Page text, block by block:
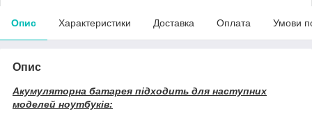
Опис Характеристики Доставка Оплата Умови
Опис
Акумуляторна батарея підходить для наступних
моделей ноутбуків: